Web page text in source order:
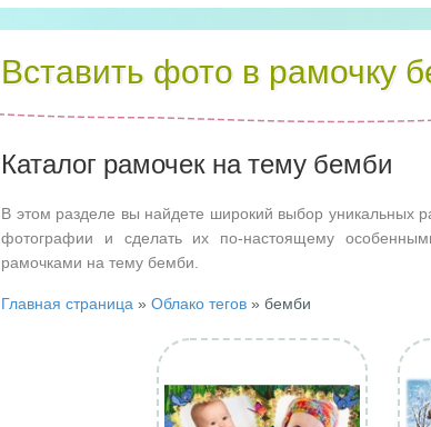
Вставить фото в рамочку
Каталог рамочек на тему бемби
В этом разделе вы найдете широкий выбор уникальных
фотографии и сделать их по-настоящему
рамочками на тему бемби.
Главная страница » Облако тегов » бемби